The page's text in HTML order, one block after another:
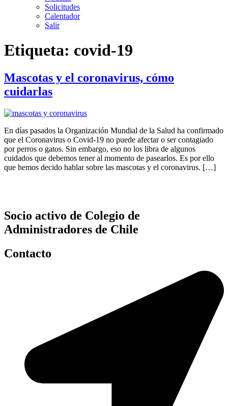
Solicitudes
Calentador
Salir
Etiqueta: covid-19
Mascotas y el coronavirus, cómo
cuidarlas
En días pasados la Organización Mundial de la Salud ha confirmado
que el Coronavirus o Covid-19 no puede afectar o ser contagiado
por perros o gatos. Sin embargo, eso no los libra de algunos
cuidados que debemos tener al momento de pasearlos. Es por ello
que hemos decido hablar sobre las mascotas y el coronavirus. […]
Socio activo de Colegio de
Administradores de Chile
Contacto